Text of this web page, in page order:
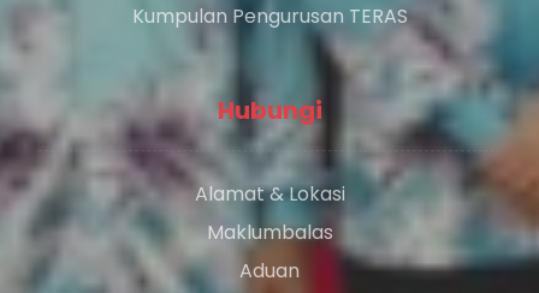
Kumpulan Pengurusan TERAS
Hubungi
Alamat & Lokasi
Maklumbalas
Aduan